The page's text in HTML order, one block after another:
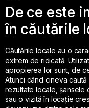
De ce este
în căutările
Căutările locale au o
extrem de ridicată.
apropierea lor sunt, de
Atunci când cineva
rezultate locale, șansele
sau o vizită în locație